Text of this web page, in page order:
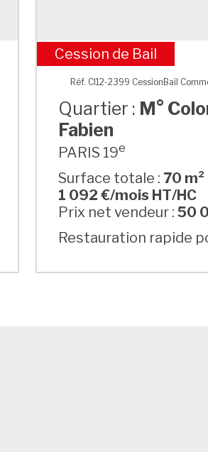
M° Colonel
Cession de Bail
Réf. CI12-2399 CessionBail
Quartier : M°
Fabien
PARIS 19e
Surface totale : 70 m²
1 092 €/mois HT/HC
Prix net vendeur :50
Restauration rapide